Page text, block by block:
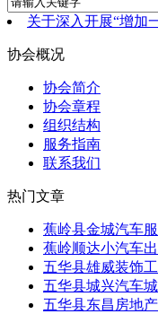
关于深入开展“增加
协会概况
协会简介
协会章程
组织结构
服务指南
联系我们
热门文章
蕉岭县金城汽车
蕉岭顺达小汽车
五华县雄威装饰
五华县城兴汽车
五华县东昌房地